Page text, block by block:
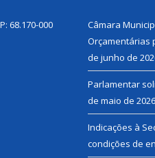
68.170-000
Câmara
Orçamentárias
de junho de
Parlamentar
de maio de 2026
Indicações à
condições de